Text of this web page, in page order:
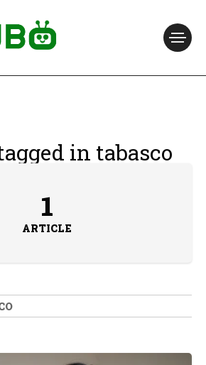
in tabasco
1
ARTICLE